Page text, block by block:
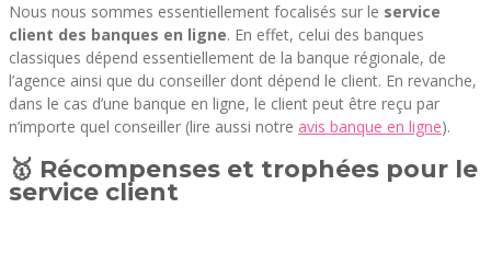
Nous nous sommes essentiellement focalisés sur le service
client des banques en ligne. En effet, celui des banques
classiques dépend essentiellement de la banque régionale, de
l’agence ainsi que du conseiller dont dépend le client. En revanche,
dans le cas d’une banque en ligne, le client peut être reçu par
n’importe quel conseiller (lire aussi notre avis banque en ligne).
🥇 Récompenses et trophées pour le
service client